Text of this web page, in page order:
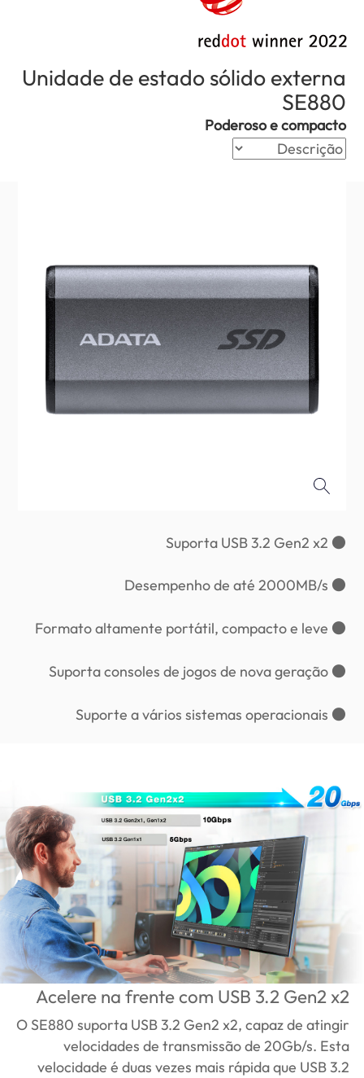
Unidade de estado sólido externa
SE880
Poderoso e compacto
● Suporta USB 3.2 Gen2 x2
● Desempenho de até 2000MB/s
● Formato altamente portátil, compacto e leve
● Suporta consoles de jogos de nova geração
● Suporte a vários sistemas operacionais
Acelere na frente com USB 3.2 Gen2 x2
O SE880 suporta USB 3.2 Gen2 x2, capaz de atingir
velocidades de transmissão de 20Gb/s. Esta
velocidade é duas vezes mais rápida que USB 3.2